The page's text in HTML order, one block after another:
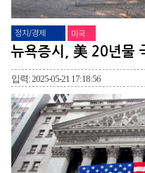
정치/경제 미국
뉴욕증시, 美 20년물
입력: 2025-05-21 17:18:56